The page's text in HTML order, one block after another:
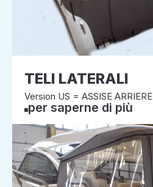
TELI LATERALI
Version US = ASSISE ARRIERE
per saperne di più